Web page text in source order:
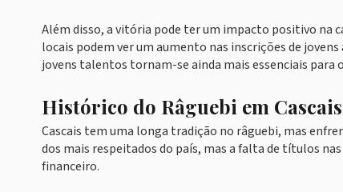
Além disso, a vitória pode ter um impacto positivo na
locais podem ver um aumento nas inscrições de
jovens talentos tornam-se ainda mais essenciais para
Histórico do Râguebi em Cascais
Cascais tem uma longa tradição no râguebi, mas
dos mais respeitados do país, mas a falta de títulos
financeiro.